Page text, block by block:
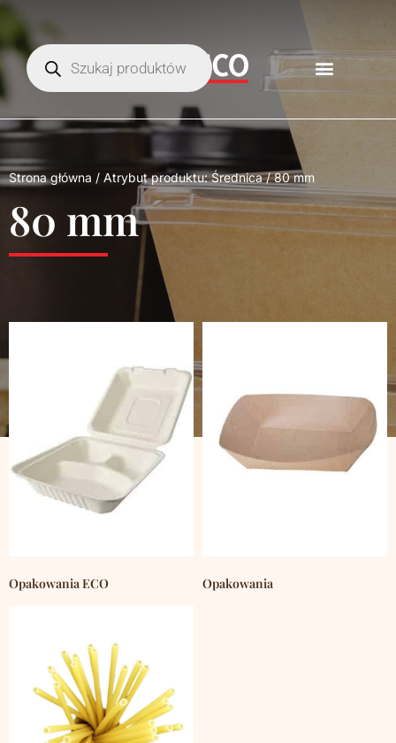
Strona główna / Atrybut produktu: Średnica / 80 mm
80 mm
Opakowania ECO Opakowania